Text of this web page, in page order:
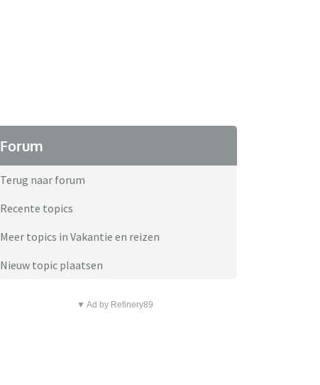
Forum
Terug naar forum
Recente topics
Meer topics in Vakantie en reizen
Nieuw topic plaatsen
▼ Ad by Refinery89